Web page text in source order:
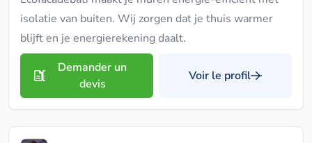
isolatie van buiten. Wij zorgen dat je thuis warmer
blijft en je energierekening daalt.
Demander un
devis
Voir le profil